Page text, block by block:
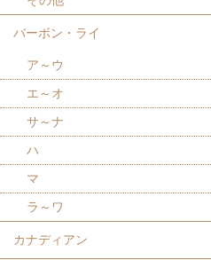
バーボン・ライ
ア～ウ
エ～オ
サ～ナ
ハ
マ
ラ～ワ
カナディアン